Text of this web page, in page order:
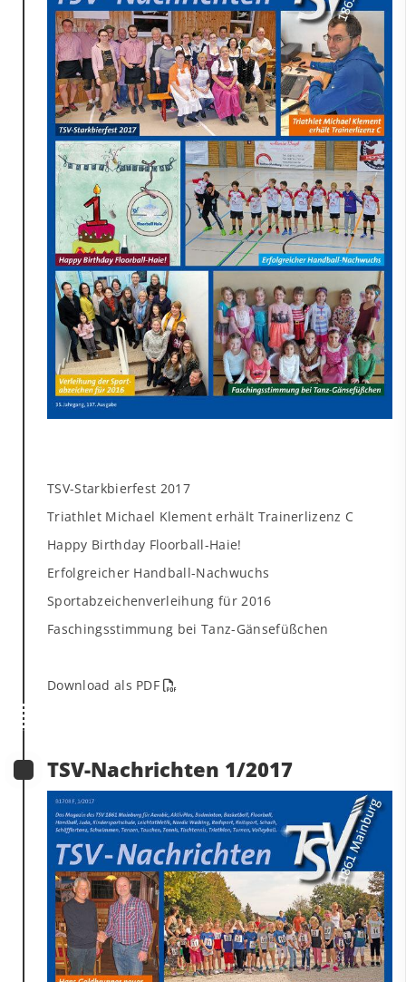
TSV-Starkbierfest 2017
Triathlet Michael Klement erhält Trainerlizenz C
Happy Birthday Floorball-Haie!
Erfolgreicher Handball-Nachwuchs
Sportabzeichenverleihung für 2016
Faschingsstimmung bei Tanz-Gänsefüßchen
Download als PDF
TSV-Nachrichten 1/2017